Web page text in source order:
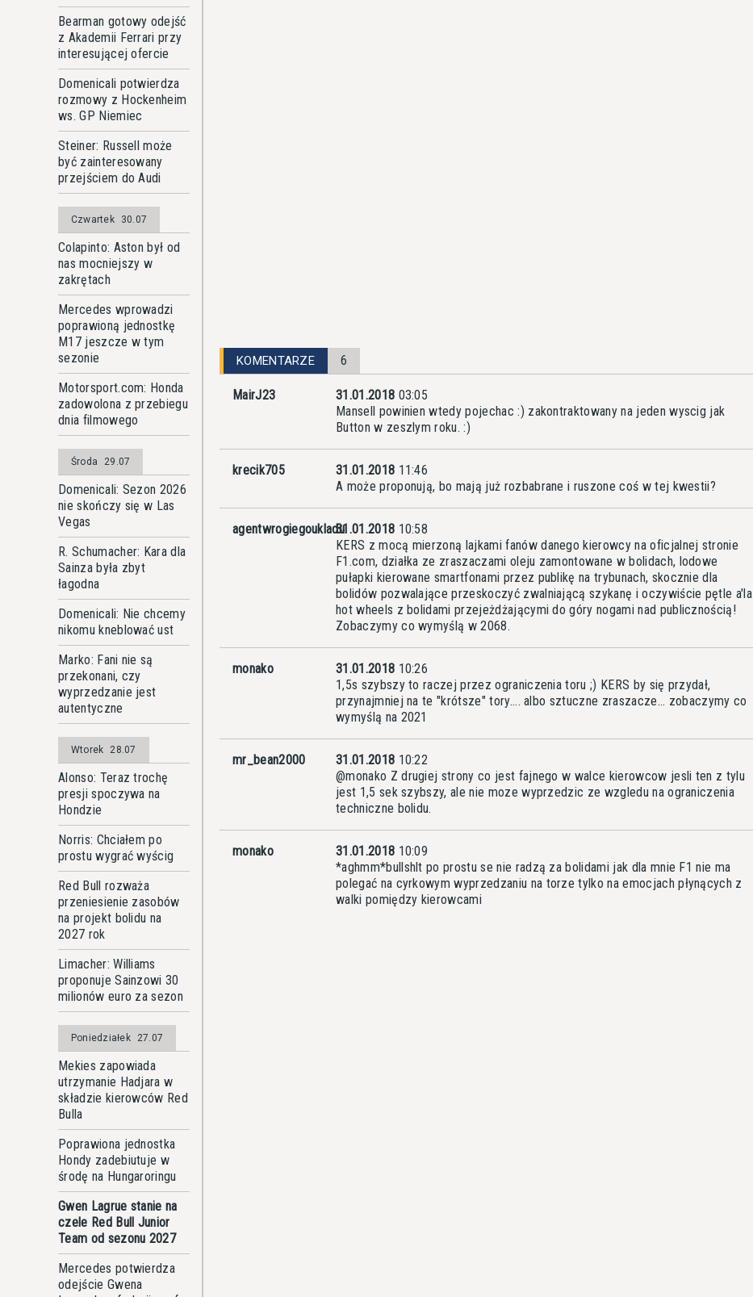
Bearman gotowy odejść
z Akademii Ferrari przy
interesującej ofercie
Domenicali potwierdza
rozmowy z Hockenheim
ws. GP Niemiec
Steiner: Russell może
być zainteresowany
przejściem do Audi
Czwartek 30.07
Colapinto: Aston był od
nas mocniejszy w
zakrętach
Mercedes wprowadzi
poprawioną jednostkę
M17 jeszcze w tym
sezonie
Motorsport.com: Honda
zadowolona z przebiegu
dnia filmowego
Środa 29.07
Domenicali: Sezon 2026
nie skończy się w Las
Vegas
R. Schumacher: Kara dla
Sainza była zbyt
łagodna
Domenicali: Nie chcemy
nikomu kneblować ust
Marko: Fani nie są
przekonani, czy
wyprzedzanie jest
autentyczne
Wtorek 28.07
Alonso: Teraz trochę
presji spoczywa na
Hondzie
Norris: Chciałem po
prostu wygrać wyścig
Red Bull rozważa
przeniesienie zasobów
na projekt bolidu na
2027 rok
Limacher: Williams
proponuje Sainzowi 30
milionów euro za sezon
Poniedziałek 27.07
Mekies zapowiada
utrzymanie Hadjara w
składzie kierowców Red
Bulla
Poprawiona jednostka
Hondy zadebiutuje w
środę na Hungaroringu
Gwen Lagrue stanie na
czele Red Bull Junior
Team od sezonu 2027
Mercedes potwierdza
odejście Gwena
KOMENTARZE 6
MairJ23 31.01.2018 03:05
Mansell powinien wtedy pojechac :) zakontraktowany na jeden wyscig jak
Button w zeszlym roku. :)
krecik705 31.01.2018 11:46
A może proponują, bo mają już rozbabrane i ruszone coś w tej kwestii?
agentwrogiegoukladu31.01.2018 10:58
KERS z mocą mierzoną lajkami fanów danego kierowcy na oficjalnej stronie
F1.com, działka ze zraszaczami oleju zamontowane w bolidach, lodowe
pułapki kierowane smartfonami przez publikę na trybunach, skocznie dla
bolidów pozwalające przeskoczyć zwalniającą szykanę i oczywiście pętle a'la
hot wheels z bolidami przejeżdżającymi do góry nogami nad publicznością!
Zobaczymy co wymyślą w 2068.
monako 31.01.2018 10:26
1,5s szybszy to raczej przez ograniczenia toru ;) KERS by się przydał,
przynajmniej na te "krótsze" tory.... albo sztuczne zraszacze... zobaczymy co
wymyślą na 2021
mr_bean2000 31.01.2018 10:22
@monako Z drugiej strony co jest fajnego w walce kierowcow jesli ten z tylu
jest 1,5 sek szybszy, ale nie moze wyprzedzic ze wzgledu na ograniczenia
techniczne bolidu.
monako 31.01.2018 10:09
*aghmm*bullshlt po prostu se nie radzą za bolidami jak dla mnie F1 nie ma
polegać na cyrkowym wyprzedzaniu na torze tylko na emocjach płynących z
walki pomiędzy kierowcami